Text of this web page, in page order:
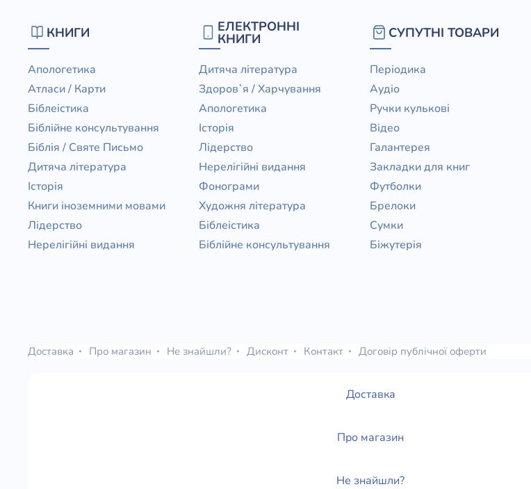
КНИГИ
Апологетика
Атласи / Карти
Біблеістика
Біблійне консультування
Біблія / Святе Письмо
Дитяча література
Історія
Книги іноземними мовами
Лідерство
Нерелігійні видання
ЕЛЕКТРОННІ
КНИГИ
Дитяча література
Здоров`я / Харчування
Апологетика
Історія
Лідерство
Нерелігійні видання
Фонограми
Художня література
Біблеістика
Біблійне консультування
СУПУТНІ ТОВАРИ
Періодика
Аудіо
Ручки кулькові
Відео
Галантерея
Закладки для книг
Футболки
Брелоки
Сумки
Біжутерія
Доставка Про магазин Не знайшли? Дисконт Контакт Договір публічної оферти
Доставка
Про магазин
Не знайшли?